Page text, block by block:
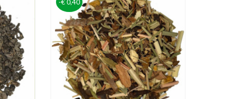
-€ 0,40